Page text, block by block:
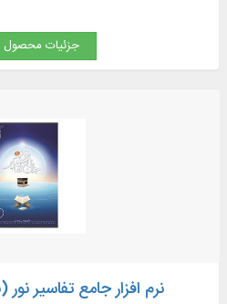
جزئیات محصول
نرم افزار جامع تفاسیر نور (نسخه 4) به